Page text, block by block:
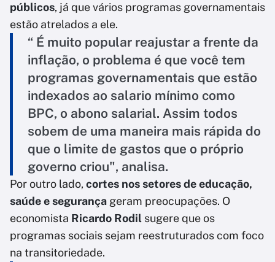
públicos, já que vários programas governamentais
estão atrelados a ele.
“ É muito popular reajustar a frente da
inflação, o problema é que você tem
programas governamentais que estão
indexados ao salario mínimo como
BPC, o abono salarial. Assim todos
sobem de uma maneira mais rápida do
que o limite de gastos que o próprio
governo criou", analisa.
Por outro lado, cortes nos setores de educação,
saúde e segurança geram preocupações. O
economista Ricardo Rodil sugere que os
programas sociais sejam reestruturados com foco
na transitoriedade.